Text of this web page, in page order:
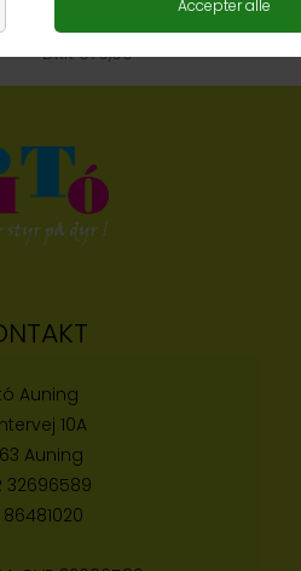
DKK 579,00
Auning
10A
Auning
32696589
86481020